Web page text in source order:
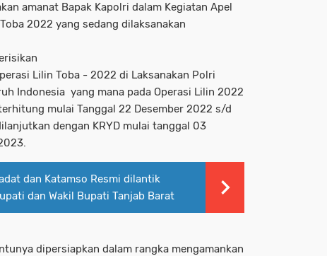
amanat Bapak Kapolri dalam Kegiatan Apel
2022 yang sedang dilaksanakan
Lilin Toba - 2022 di Laksanakan Polri
Indonesia yang mana pada Operasi Lilin 2022
mulai Tanggal 22 Desember 2022 s/d
dengan KRYD mulai tanggal 03
dan Katamso Resmi dilantik
dan Wakil Bupati Tanjab Barat
dipersiapkan dalam rangka mengamankan